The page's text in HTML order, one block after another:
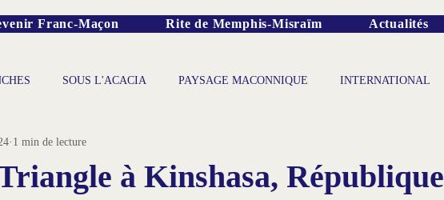
Franc-Maçon Rite de Memphis-Misraïm Actualités
SOUS L'ACACIA PAYSAGE MACONNIQUE INTERNATIONAL
à Kinshasa, République
1 min de lecture